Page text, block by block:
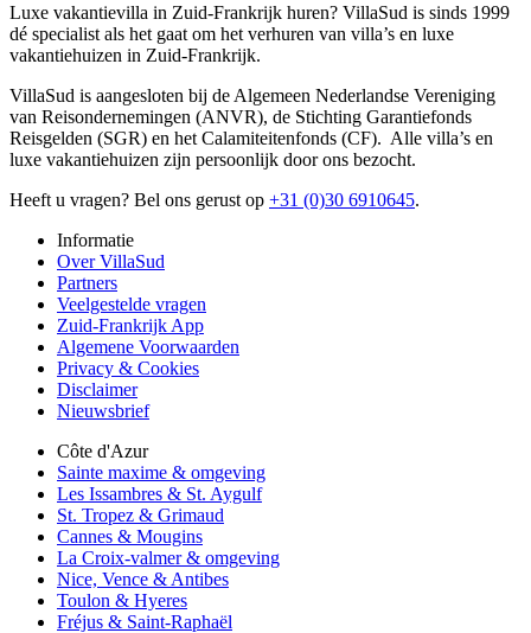
Luxe vakantievilla in Zuid-Frankrijk huren? VillaSud is sinds 1999
dé specialist als het gaat om het verhuren van villa’s en luxe
vakantiehuizen in Zuid-Frankrijk.
VillaSud is aangesloten bij de Algemeen Nederlandse Vereniging
van Reisondernemingen (ANVR), de Stichting Garantiefonds
Reisgelden (SGR) en het Calamiteitenfonds (CF). Alle villa’s en
luxe vakantiehuizen zijn persoonlijk door ons bezocht.
Heeft u vragen? Bel ons gerust op +31 (0)30 6910645.
Informatie
Over VillaSud
Partners
Veelgestelde vragen
Zuid-Frankrijk App
Algemene Voorwaarden
Privacy & Cookies
Disclaimer
Nieuwsbrief
Côte d'Azur
Sainte maxime & omgeving
Les Issambres & St. Aygulf
St. Tropez & Grimaud
Cannes & Mougins
La Croix-valmer & omgeving
Nice, Vence & Antibes
Toulon & Hyeres
Fréjus & Saint-Raphaël